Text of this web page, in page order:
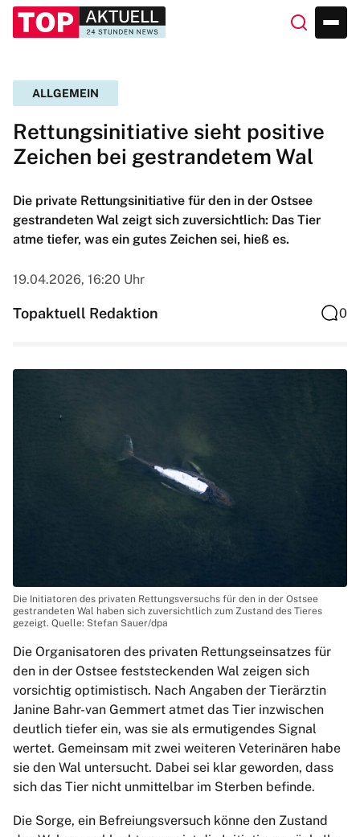
ALLGEMEIN
Rettungsinitiative sieht positive
Zeichen bei gestrandetem Wal
Die private Rettungsinitiative für den in der Ostsee
gestrandeten Wal zeigt sich zuversichtlich: Das Tier
atme tiefer, was ein gutes Zeichen sei, hieß es.
19.04.2026, 16:20 Uhr
Topaktuell Redaktion 0
Die Initiatoren des privaten Rettungsversuchs für den in der Ostsee
gestrandeten Wal haben sich zuversichtlich zum Zustand des Tieres
gezeigt. Quelle: Stefan Sauer/dpa
Die Organisatoren des privaten Rettungseinsatzes für
den in der Ostsee feststeckenden Wal zeigen sich
vorsichtig optimistisch. Nach Angaben der Tierärztin
Janine Bahr-van Gemmert atmet das Tier inzwischen
deutlich tiefer ein, was sie als ermutigendes Signal
wertet. Gemeinsam mit zwei weiteren Veterinären habe
sie den Wal untersucht. Dabei sei klar geworden, dass
sich das Tier nicht unmittelbar im Sterben befinde.
Die Sorge, ein Befreiungsversuch könne den Zustand